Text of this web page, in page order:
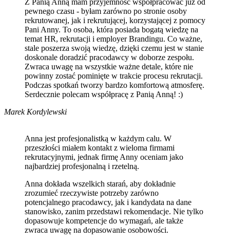
pewnego czasu - byłam zarówno po stronie osoby
rekrutowanej, jak i rekrutującej, korzystającej z pomocy
Pani Anny. To osoba, która posiada bogatą wiedzę na
temat HR, rekrutacji i employer Brandingu. Co ważne,
stale poszerza swoją wiedzę, dzięki czemu jest w stanie
doskonale doradzić pracodawcy w doborze zespołu.
Zwraca uwagę na wszystkie ważne detale, które nie
powinny zostać pominięte w trakcie procesu rekrutacji.
Podczas spotkań tworzy bardzo komfortową atmosferę.
Serdecznie polecam współpracę z Panią Anną! :)
Marek Kordylewski
Anna jest profesjonalistką w każdym calu. W
przeszłości miałem kontakt z wieloma firmami
rekrutacyjnymi, jednak firmę Anny oceniam jako
najbardziej profesjonalną i rzetelną.
Anna dokłada wszelkich starań, aby dokładnie
zrozumieć rzeczywiste potrzeby zarówno
potencjalnego pracodawcy, jak i kandydata na dane
stanowisko, zanim przedstawi rekomendacje. Nie tylko
dopasowuje kompetencje do wymagań, ale także
zwraca uwagę na dopasowanie osobowości.